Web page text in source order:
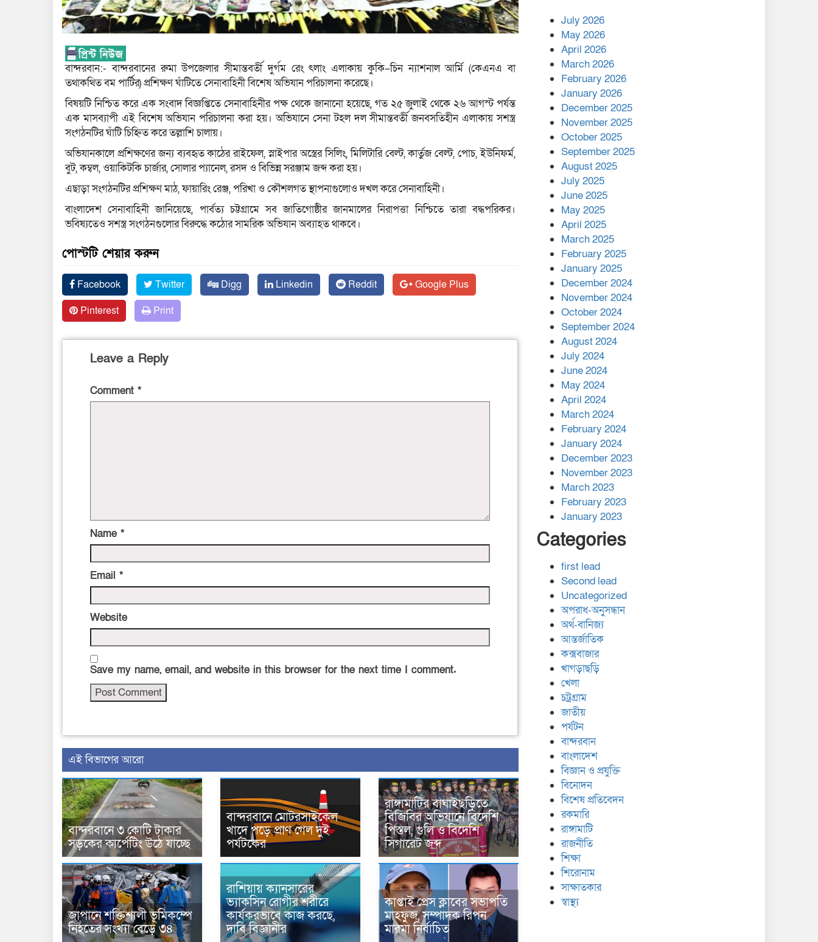
বান্দরবান:- বান্দরবানের রুমা উপজেলার সীমান্তবর্তী দুর্গম রেং ৎলাং এলাকায় কুকি–চিন ন্যাশনাল আর্মি (কেএনএ বা
তথাকথিত বম পার্টির) প্রশিক্ষণ ঘাঁটিতে সেনাবাহিনী বিশেষ অভিযান পরিচালনা করেছে।
বিষয়টি নিশ্চিত করে এক সংবাদ বিজ্ঞপ্তিতে সেনাবাহিনীর পক্ষ থেকে জানানো হয়েছে, গত ২৫ জুলাই থেকে ২৬ আগস্ট পর্যন্ত
এক মাসব্যাপী এই বিশেষ অভিযান পরিচালনা করা হয়। অভিযানে সেনা টহল দল সীমান্তবর্তী জনবসতিহীন এলাকায় সশস্ত্র
সংগঠনটির ঘাঁটি চিহ্নিত করে তল্লাশি চালায়।
অভিযানকালে প্রশিক্ষণের জন্য ব্যবহৃত কাঠের রাইফেল, স্নাইপার অস্ত্রের সিলিং, মিলিটারি বেল্ট, কার্তুজ বেল্ট, পোচ, ইউনিফর্ম,
বুট, কম্বল, ওয়াকিটকি চার্জার, সোলার প্যানেল, রসদ ও বিভিন্ন সরঞ্জাম জব্দ করা হয়।
এছাড়া সংগঠনটির প্রশিক্ষণ মাঠ, ফায়ারিং রেঞ্জ, পরিখা ও কৌশলগত স্থাপনাগুলোও দখল করে সেনাবাহিনী।
বাংলাদেশ সেনাবাহিনী জানিয়েছে, পার্বত্য চট্টগ্রামে সব জাতিগোষ্ঠীর জানমালের নিরাপত্তা নিশ্চিতে তারা বদ্ধপরিকর।
ভবিষ্যতেও সশস্ত্র সংগঠনগুলোর বিরুদ্ধে কঠোর সামরিক অভিযান অব্যাহত থাকবে।
পোস্টটি শেয়ার করুন
Facebook Twitter Digg Linkedin Reddit
Google Plus
Pinterest
Print
Leave a Reply
Comment *
Name *
Email *
Website
Save my name, email, and website in this browser for the next time I comment.
এই বিভাগের আরো
বান্দরবানে ৩ কোটি টাকার
সড়কের কার্পেটিং উঠে যাচ্ছে
বান্দরবানে মোটরসাইকেল
খাদে পড়ে প্রাণ গেল দুই
পর্যটকের
রাঙ্গামাটির বাঘাইছড়িতে
বিজিবির অভিযানে বিদেশি
পিস্তল, গুলি ও বিদেশি
সিগারেট জব্দ
জাপানে শক্তিশালী ভূমিকম্পে
নিহতের সংখ্যা বেড়ে ৩৪
রাশিয়ায় ক্যানসারের
ভ্যাকসিন রোগীর শরীরে
কার্যকরভাবে কাজ করছে,
দাবি বিজ্ঞানীর
কাপ্তাই প্রেস ক্লাবের সভাপতি
মাহফুজ, সম্পাদক রিপন
মারমা নির্বাচিত
কাপ্তাই প্রেস ক্লাবের সভাপতি
মাহফুজ, সম্পাদক রিপন মারমা
নির্বাচিত
মালয়েশিয়ার প্রধানমন্ত্রীকে চিঠি
দেয়ার পর ফোন তারেক
রহমানের,গ্যাস সঙ্কট
মোকাবিলায় সহায়তার আশ্বাস
এক বিলিয়ন ডলার বিনিয়োগ
হবে আনোয়ারায়
বান্দরবানে বন্যায় ক্ষতিগ্রস্তদের
মাঝে সহায়তা দিলেন সাচিং প্রু
জেরী
July 2026
May 2026
April 2026
March 2026
February 2026
January 2026
December 2025
November 2025
October 2025
September 2025
August 2025
July 2025
June 2025
May 2025
April 2025
March 2025
February 2025
January 2025
December 2024
November 2024
October 2024
September 2024
August 2024
July 2024
June 2024
May 2024
April 2024
March 2024
February 2024
January 2024
December 2023
November 2023
March 2023
February 2023
January 2023
Categories
first lead
Second lead
Uncategorized
অপরাধ-অনুসন্ধান
অর্থ-বানিজ্য
আন্তর্জাতিক
কক্সবাজার
খাগড়াছড়ি
খেলা
চট্রগ্রাম
জাতীয়
পর্যটন
বান্দরবান
বাংলাদেশ
বিজ্ঞান ও প্রযুক্তি
বিনোদন
বিশেষ প্রতিবেদন
রকমারি
রাঙ্গামাটি
রাজনীতি
শিক্ষা
শিরোনাম
সাক্ষাতকার
স্বাস্থ্য